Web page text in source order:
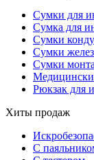
Сумки для
Сумка для
Сумки
Сумки
Сумки
Рюкзак для
Хиты продаж
С